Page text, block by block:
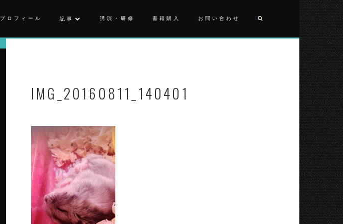
プロフィール 記事 講演・研修 書籍購入 お問い合わせ
IMG_20160811_140401
投
稿
ナ
ビ
ゲ
ー
シ
ョ
ン